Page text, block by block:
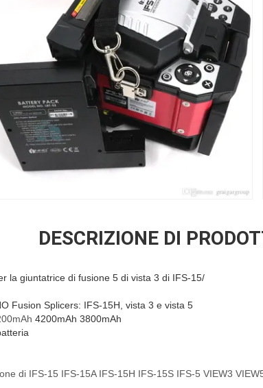
DESCRIZIONE DI
la giuntatrice di fusione 5 di vista 3 di IFS-15/
Fusion Splicers: IFS-15H, vista 3 e vista 5
4200mAh 3800mAh
di IFS-15 IFS-15A IFS-15H IFS-15S IFS-5 VIEW3